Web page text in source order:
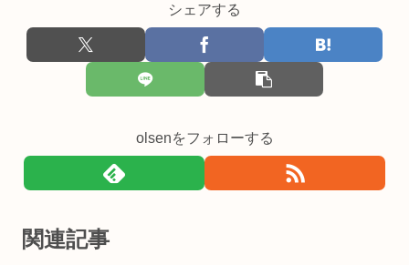
シェアする
olsenをフォローする
関連記事